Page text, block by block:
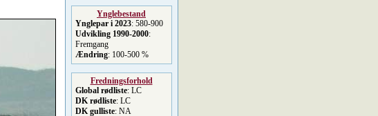
Ynglebestand
Ynglepar i 2023: 580-900
Udvikling 1990-2000:
Fremgang
Ændring: 100-500 %
Fredningsforhold
Global rødliste: LC
DK rødliste: LC
DK gulliste: NA